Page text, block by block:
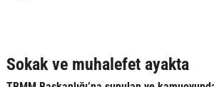
Sokak ve muhalefet ayakta